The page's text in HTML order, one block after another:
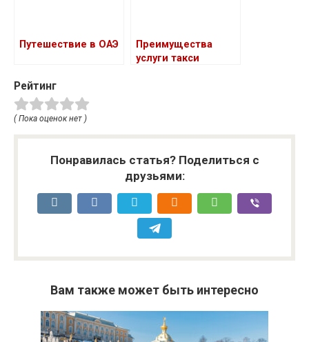
Путешествие в ОАЭ
Преимущества
услуги такси
Рейтинг
( Пока оценок нет )
Понравилась статья? Поделиться с
друзьями:
Вам также может быть интересно